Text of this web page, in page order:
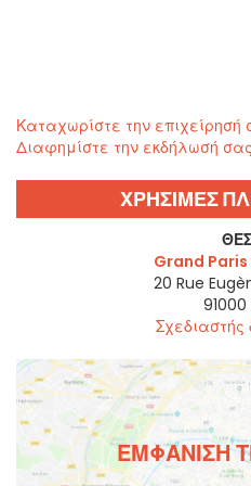
Καταχωρίστε την επιχείρησή
Διαφημίστε την εκδήλωσή
ΧΡΗΣΙΜΕΣ
Grand
20 Rue
91000
Σχεδιαστής
ΕΜΦΆΝΙΣΗ